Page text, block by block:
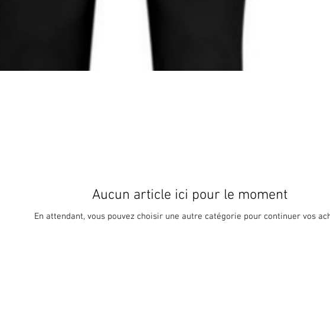
Aucun article ici pour le moment
En attendant, vous pouvez choisir une autre catégorie pour continuer vos